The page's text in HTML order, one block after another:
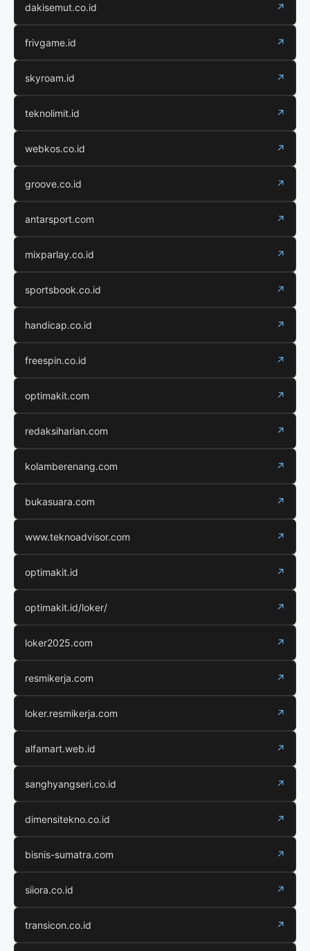
dakisemut.co.id ↗
frivgame.id ↗
skyroam.id ↗
teknolimit.id ↗
webkos.co.id ↗
groove.co.id ↗
antarsport.com ↗
mixparlay.co.id ↗
sportsbook.co.id ↗
handicap.co.id ↗
freespin.co.id ↗
optimakit.com ↗
redaksiharian.com ↗
kolamberenang.com ↗
bukasuara.com ↗
www.teknoadvisor.com ↗
optimakit.id ↗
optimakit.id/loker/ ↗
loker2025.com ↗
resmikerja.com ↗
loker.resmikerja.com ↗
alfamart.web.id ↗
sanghyangseri.co.id ↗
dimensitekno.co.id ↗
bisnis-sumatra.com ↗
siiora.co.id ↗
transicon.co.id ↗